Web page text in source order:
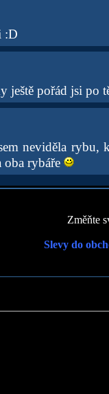
:D
ještě pořád jsi po
neviděla rybu,
rybáře
Změňte
Slevy do